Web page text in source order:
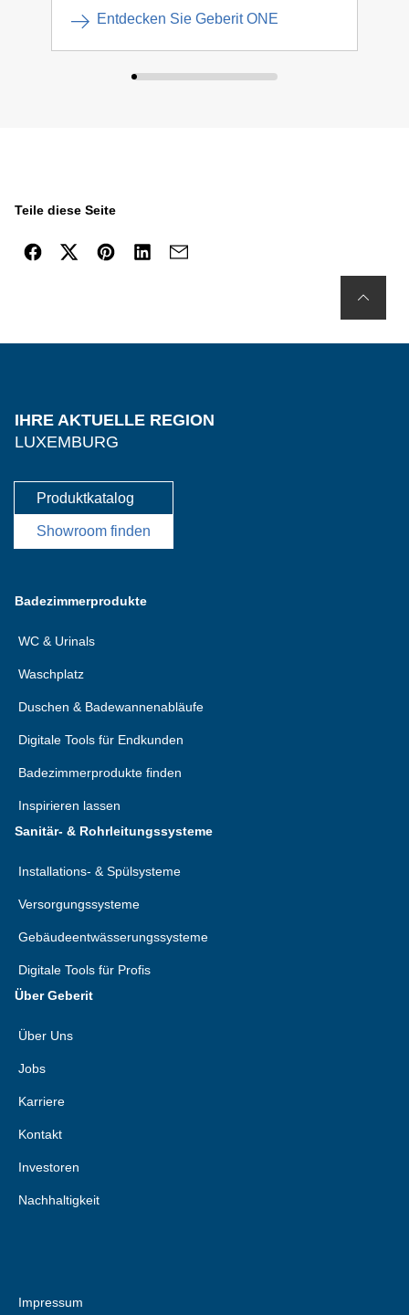
Entdecken Sie Geberit ONE
Teile diese Seite
IHRE AKTUELLE REGION
LUXEMBURG
Produktkatalog
Showroom finden
Badezimmerprodukte
WC & Urinals
Waschplatz
Duschen & Badewannenabläufe
Digitale Tools für Endkunden
Badezimmerprodukte finden
Inspirieren lassen
Sanitär- & Rohrleitungssysteme
Installations- & Spülsysteme
Versorgungssysteme
Gebäudeentwässerungssysteme
Digitale Tools für Profis
Über Geberit
Über Uns
Jobs
Karriere
Kontakt
Investoren
Nachhaltigkeit
Impressum